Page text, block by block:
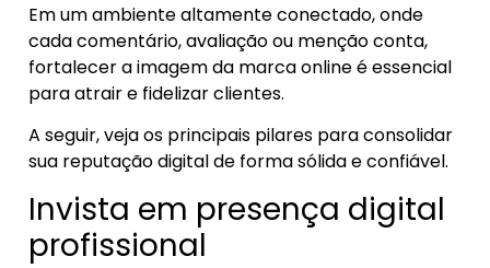
Em um ambiente altamente conectado, onde
cada comentário, avaliação ou menção conta,
fortalecer a imagem da marca online é essencial
para atrair e fidelizar clientes.
A seguir, veja os principais pilares para consolidar
sua reputação digital de forma sólida e confiável.
Invista em presença digital
profissional